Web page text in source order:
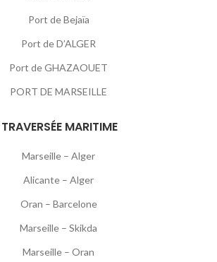
Port de Bejaïa
Port de D’ALGER
Port de GHAZAOUET
PORT DE MARSEILLE
TRAVERSÉE MARITIME
Marseille – Alger
Alicante – Alger
Oran – Barcelone
Marseille – Skikda
Marseille – Oran